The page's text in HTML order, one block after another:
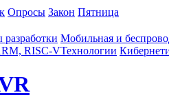
Опросы Закон Пятница
Мобильная и
RISC-VТехнологии